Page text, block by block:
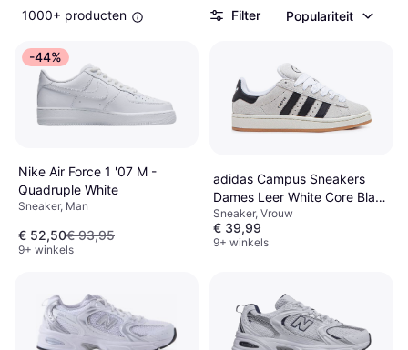
1000+ producten Filter Populariteit
-44%
Nike Air Force 1 '07 M -
Quadruple White
Sneaker, Man
€ 52,50€ 93,95
9+ winkels
adidas Campus Sneakers
Dames Leer White Core Black
Beige
Sneaker, Vrouw
€ 39,99
9+ winkels